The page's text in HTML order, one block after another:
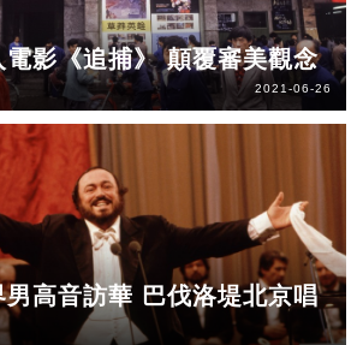
影《追捕》 顛覆審美觀念
2021-06-26
高音訪華 巴伐洛堤北京唱